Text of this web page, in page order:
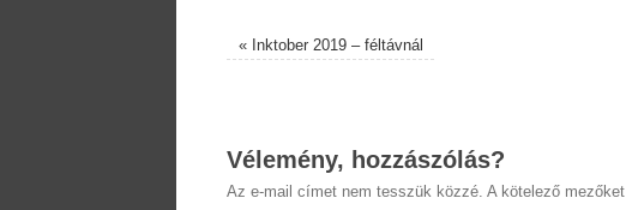
«Inktober 2019 – féltávnál
Vélemény, hozzászólás?
Az e-mail címet nem tesszük közzé. A kötelező mezőket